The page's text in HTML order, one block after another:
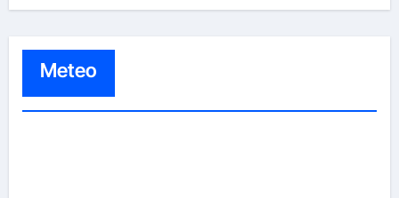
Meteo